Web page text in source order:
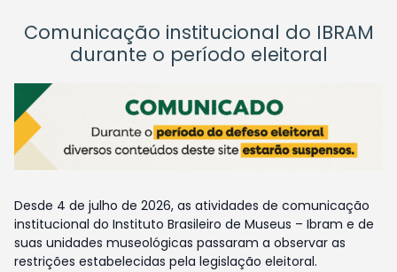
Comunicação institucional do IBRAM
durante o período eleitoral
Desde 4 de julho de 2026, as atividades de comunicação
institucional do Instituto Brasileiro de Museus – Ibram e de
suas unidades museológicas passaram a observar as
restrições estabelecidas pela legislação eleitoral.